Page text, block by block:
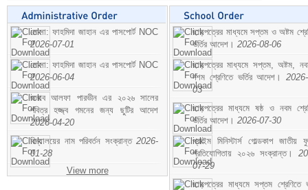
মোসা: ফাহমিদা জাহান এর পাসপোর্ট NOC
2026-07-01
মোসা: ফাহমিদা জাহান এর পাসপোর্ট NOC
2026-06-04
জনাব আলফা পারভীন এর ২০২৬ সালের
পবিত্র হজ্জ্ব গমনের জন্য ছুটির আদেশ
2026-04-20
বিদ্যালয়ের নাম পরিবর্তন সংক্রান্ত 2026-
01-28
View more
ছাড়পত্রের মাধ্যমে সপ্তম ও অষ্টম
ভর্তির আদেশ। 2026-08-06
ছাড়পত্রের মাধ্যমে সপ্তম, অষ্টম,
দশম শ্রেণিতে ভর্তির আদেশ।
03
ছাড়পত্রের মাধ্যমে ষষ্ঠ ও নবম
ভর্তির আদেশ। 2026-07-30
প্রাইম মিনিস্টার্স গোল্ডকাপ জাতীয়
প্রতিযোগিতায় ২০২৬ সংক্রান্ত।
07-29
ছাড়পত্রের মাধ্যমে সপ্তম শ্রেণিতে